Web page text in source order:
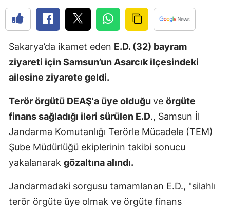
Diyarbakır
Edirne
Erzincan
Eskişehir
Gaziantep
Sakarya’da ikamet eden E.D. (32) bayram
ziyareti için Samsun’un Asarcık ilçesindeki
ailesine ziyarete geldi.
Terör örgütü DEAŞ'a üye olduğuve örgüte
finans sağladığı ileri sürülen E.D., Samsun İl
Jandarma Komutanlığı Terörle Mücadele (TEM)
Şube Müdürlüğü ekiplerinin takibi sonucu
yakalanarak gözaltına alındı.
Jandarmadaki sorgusu tamamlanan E.D., "silahlı
terör örgüte üye olmak ve örgüte finans